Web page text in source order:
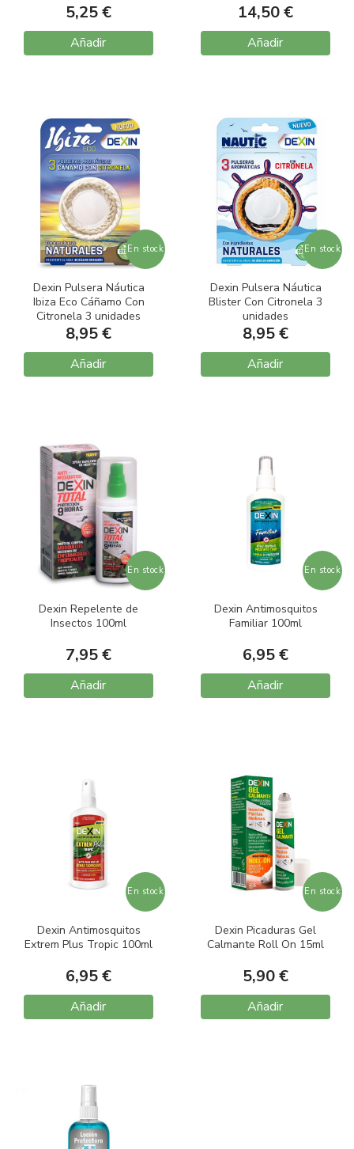
5,25 €
Añadir
14,50 €
Añadir
En stock
Dexin Pulsera Náutica
Ibiza Eco Cáñamo Con
Citronela 3 unidades
8,95 €
Añadir
En stock
Dexin Pulsera Náutica
Blister Con Citronela 3
unidades
8,95 €
Añadir
En stock
Dexin Repelente de
Insectos 100ml
7,95 €
Añadir
En stock
Dexin Antimosquitos
Familiar 100ml
6,95 €
Añadir
En stock
Dexin Antimosquitos
Extrem Plus Tropic 100ml
6,95 €
Añadir
En stock
Dexin Picaduras Gel
Calmante Roll On 15ml
5,90 €
Añadir